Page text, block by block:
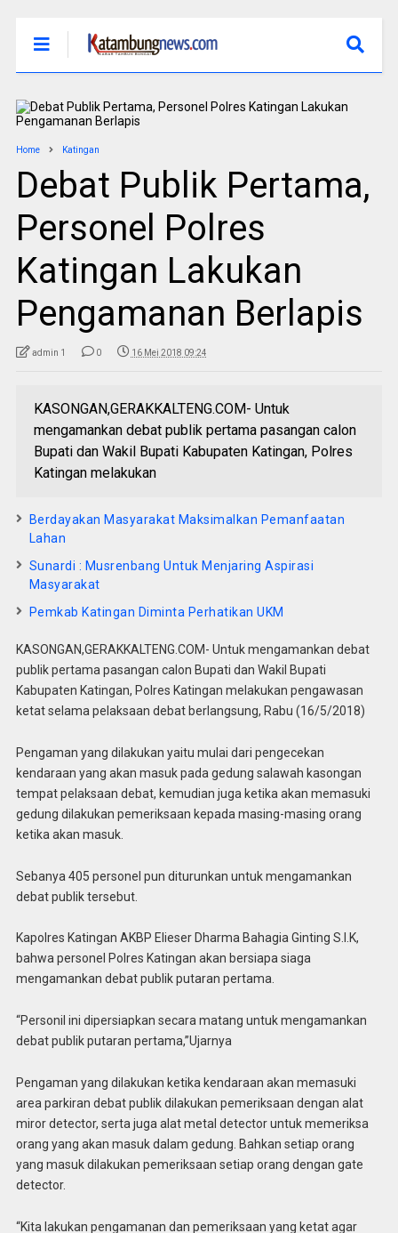
Home Katingan
Debat Publik Pertama,
Personel Polres
Katingan Lakukan
Pengamanan Berlapis
admin 1 0 16 Mei 2018 09:24
KASONGAN,GERAKKALTENG.COM- Untuk
mengamankan debat publik pertama pasangan calon
Bupati dan Wakil Bupati Kabupaten Katingan, Polres
Katingan melakukan
Berdayakan Masyarakat Maksimalkan Pemanfaatan
Lahan
Sunardi : Musrenbang Untuk Menjaring Aspirasi
Masyarakat
Pemkab Katingan Diminta Perhatikan UKM
KASONGAN,GERAKKALTENG.COM- Untuk mengamankan debat
publik pertama pasangan calon Bupati dan Wakil Bupati
Kabupaten Katingan, Polres Katingan melakukan pengawasan
ketat selama pelaksaan debat berlangsung, Rabu (16/5/2018)
Pengaman yang dilakukan yaitu mulai dari pengecekan
kendaraan yang akan masuk pada gedung salawah kasongan
tempat pelaksaan debat, kemudian juga ketika akan memasuki
gedung dilakukan pemeriksaan kepada masing-masing orang
ketika akan masuk.
Sebanya 405 personel pun diturunkan untuk mengamankan
debat publik tersebut.
Kapolres Katingan AKBP Elieser Dharma Bahagia Ginting S.I.K,
bahwa personel Polres Katingan akan bersiapa siaga
mengamankan debat publik putaran pertama.
“Personil ini dipersiapkan secara matang untuk mengamankan
debat publik putaran pertama,”Ujarnya
Pengaman yang dilakukan ketika kendaraan akan memasuki
area parkiran debat publik dilakukan pemeriksaan dengan alat
miror detector, serta juga alat metal detector untuk memeriksa
orang yang akan masuk dalam gedung. Bahkan setiap orang
yang masuk dilakukan pemeriksaan setiap orang dengan gate
detector.
“Kita lakukan pengamanan dan pemeriksaan yang ketat agar